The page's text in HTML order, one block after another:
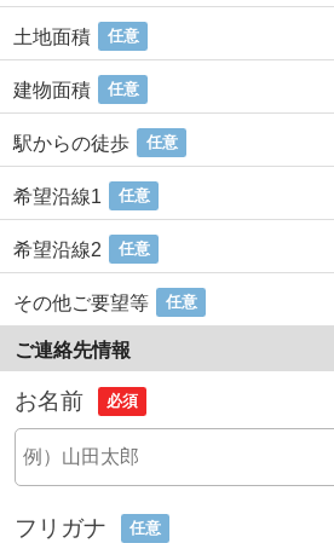
土地面積 任意
建物面積 任意
駅からの徒歩 任意
希望沿線1 任意
希望沿線2 任意
その他ご要望等 任意
ご連絡先情報
お名前 必須
フリガナ 任意